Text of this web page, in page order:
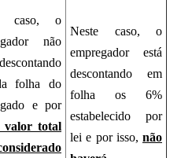
caso, o
não
folha do
e por
valor total
Neste caso, o
empregador está
descontando em
folha os 6%
estabelecido por
lei e por isso, não